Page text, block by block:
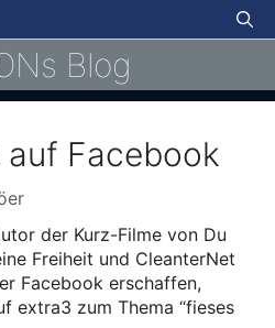
Blog
Facebook
der Kurz-Filme von Du
Freiheit und CleanterNet
Facebook erschaffen,
extra3 zum Thema “fieses